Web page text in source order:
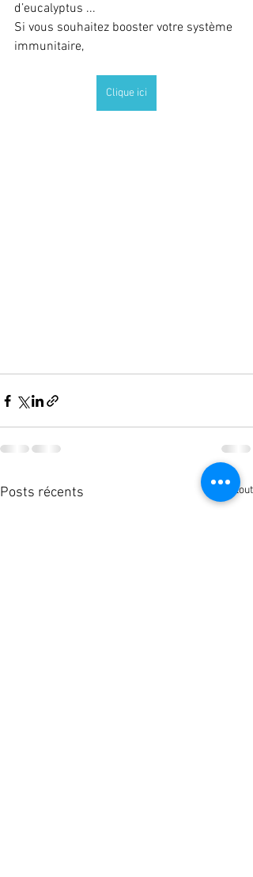
d’eucalyptus ...
Si vous souhaitez booster votre système
immunitaire,
Clique ici
Posts récents Voir tout